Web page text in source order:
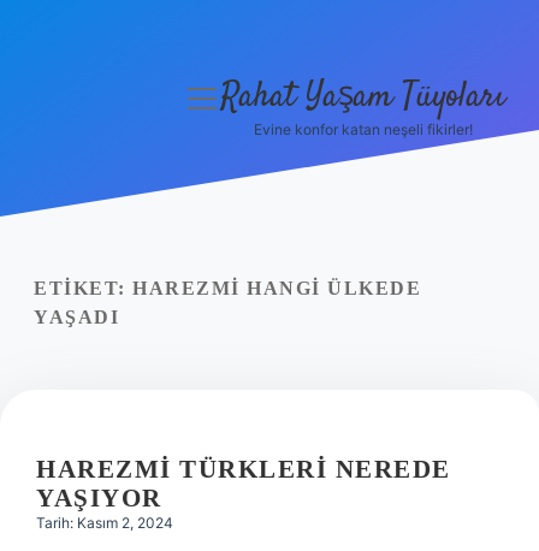
Yasal Uyarı
menüyü
Rahat Yaşam Tüyoları
Evine konfor katan neşeli fikirler!
ETIKET: HAREZMI HANGI ÜLKEDE
YAŞADI
HAREZMI TÜRKLERI NEREDE
YAŞIYOR
Tarih: Kasım 2, 2024